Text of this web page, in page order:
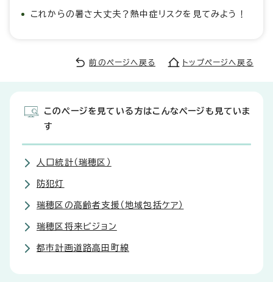
これからの暑さ大丈夫？熱中症リスクを見てみよう！
前のページへ戻る トップページへ戻る
このページを見ている方はこんなページも見ていま
す
人口統計（瑞穂区）
防犯灯
瑞穂区の高齢者支援（地域包括ケア）
瑞穂区将来ビジョン
都市計画道路高田町線